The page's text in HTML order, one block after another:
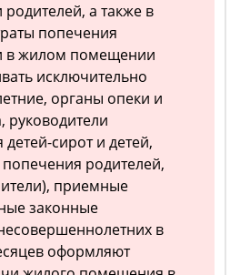
родителей, а также в
попечения
в жилом помещении
исключительно
органы опеки и
руководители
сирот и детей,
родителей,
приемные
законные
в
оформляют